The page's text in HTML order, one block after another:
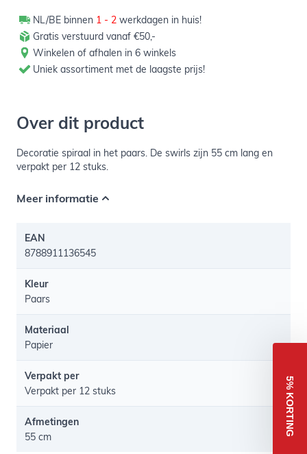
NL/BE binnen 1 - 2 werkdagen in huis!
Gratis verstuurd vanaf €50,-
Winkelen of afhalen in 6 winkels
Uniek assortiment met de laagste prijs!
Over dit product
Decoratie spiraal in het paars. De swirls zijn 55 cm lang en
verpakt per 12 stuks.
Meer informatie
EAN
8788911136545
Kleur
Paars
Materiaal
Papier
Verpakt per
Verpakt per 12 stuks
Afmetingen
55 cm
5% KORTING